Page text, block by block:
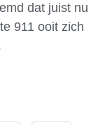
dat juist nu
911 ooit zich